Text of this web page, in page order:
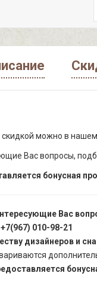
скидкой можно в
Вас вопросы,
бонусная
Вас
010-98-21
дизайнеров и